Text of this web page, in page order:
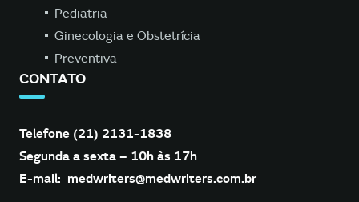
Pediatria
Ginecologia e Obstetrícia
Preventiva
CONTATO
Telefone (21) 2131-1838
Segunda a sexta – 10h às 17h
E-mail: medwriters@medwriters.com.br